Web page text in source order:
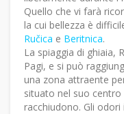
Quello che vi farà
la cui bellezza è
Ručica e Beritnica.
La spiaggia di ghiaia,
Pagi, e si può
una zona attraente
situato nel suo
racchiudono. Gli